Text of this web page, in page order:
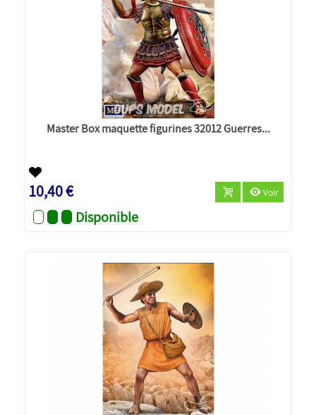
Master Box maquette figurines 32012 Guerres...
10,40 € Voir
Disponible